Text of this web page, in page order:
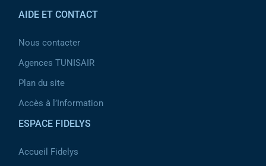
AIDE ET CONTACT
Nous contacter
Agences TUNISAIR
Plan du site
Accès à l’Information
ESPACE FIDELYS
Accueil Fidelys